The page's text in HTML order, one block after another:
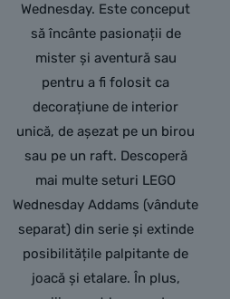
Wednesday. Este conceput
să încânte pasionații de
mister și aventură sau
pentru a fi folosit ca
decorațiune de interior
unică, de așezat pe un birou
sau pe un raft. Descoperă
mai multe seturi LEGO
Wednesday Addams (vândute
separat) din serie și extinde
posibilitățile palpitante de
joacă și etalare. În plus,